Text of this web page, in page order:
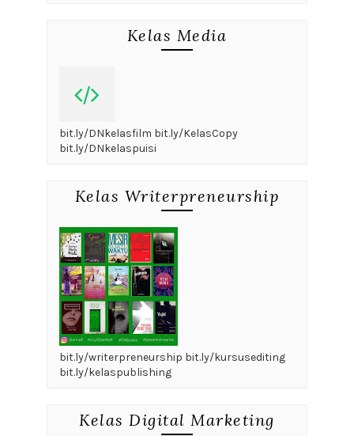
Kelas Media
bit.ly/DNkelasfilm bit.ly/KelasCopy
bit.ly/DNkelaspuisi
Kelas Writerpreneurship
bit.ly/writerpreneurship bit.ly/kursusediting
bit.ly/kelaspublishing
Kelas Digital Marketing